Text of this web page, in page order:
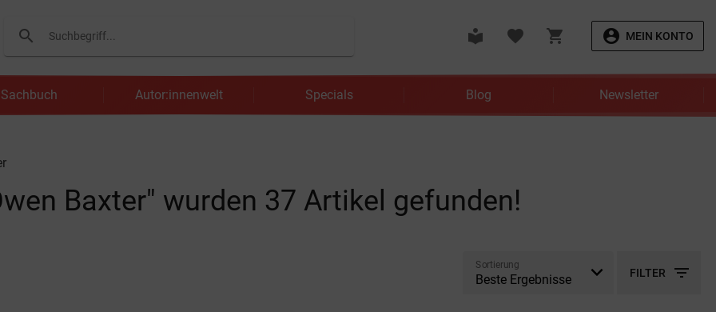
search
Suchen local_library favorite shopping_cart account_circle MEIN KONTO
Sachbuch Autor:innenwelt Specials Blog Newsletter
Baxter" wurden 37 Artikel gefunden!
Sortierung
FILTER filter_list